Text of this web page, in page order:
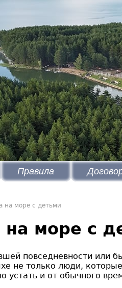
Правила
на море с детьми
море с
повседневности или
не только люди,
устать и от обычного